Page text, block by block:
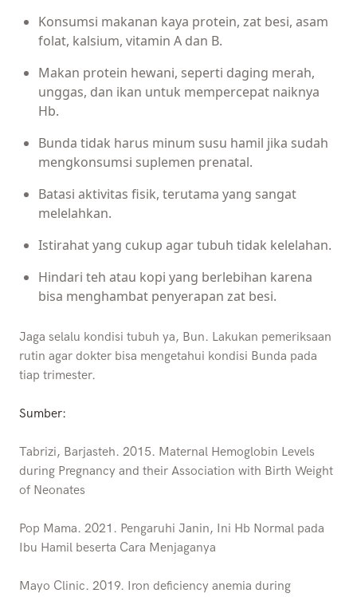
Konsumsi makanan kaya protein, zat besi, asam
folat, kalsium, vitamin A dan B.
Makan protein hewani, seperti daging merah,
unggas, dan ikan untuk mempercepat naiknya
Hb.
Bunda tidak harus minum susu hamil jika sudah
mengkonsumsi suplemen prenatal.
Batasi aktivitas fisik, terutama yang sangat
melelahkan.
Istirahat yang cukup agar tubuh tidak kelelahan.
Hindari teh atau kopi yang berlebihan karena
bisa menghambat penyerapan zat besi.
Jaga selalu kondisi tubuh ya, Bun. Lakukan pemeriksaan
rutin agar dokter bisa mengetahui kondisi Bunda pada
tiap trimester.
Sumber:
Tabrizi, Barjasteh. 2015. Maternal Hemoglobin Levels
during Pregnancy and their Association with Birth Weight
of Neonates
Pop Mama. 2021. Pengaruhi Janin, Ini Hb Normal pada
Ibu Hamil beserta Cara Menjaganya
Mayo Clinic. 2019. Iron deficiency anemia during